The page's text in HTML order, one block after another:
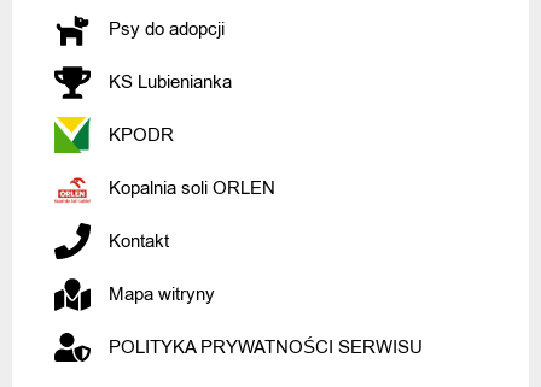
Psy do adopcji
KS Lubienianka
KPODR
Kopalnia soli ORLEN
Kontakt
Mapa witryny
POLITYKA PRYWATNOŚCI SERWISU